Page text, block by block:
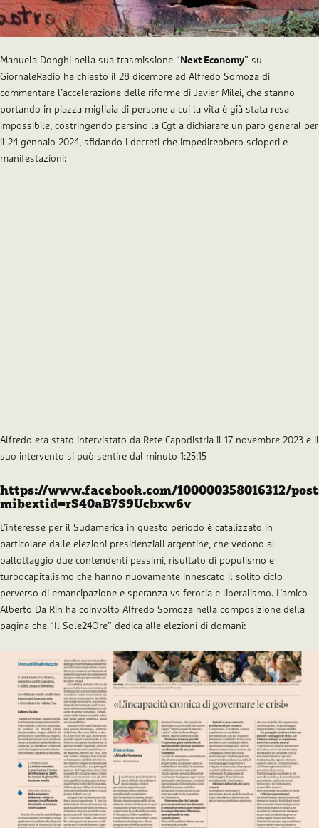
Manuela Donghi nella sua trasmissione “ Next Economy” su
GiornaleRadio ha chiesto il 28 dicembre ad Alfredo Somoza di
commentare l’accelerazione delle riforme di Javier Milei, che stanno
portando in piazza migliaia di persone a cui la vita è già stata resa
impossibile, costringendo persino la Cgt a dichiarare un paro general per
il 24 gennaio 2024, sfidando i decreti che impedirebbero scioperi e
manifestazioni:
Alfredo era stato intervistato da Rete Capodistria il 17 novembre 2023 e il
suo intervento si può sentire dal minuto 1:25:15
https://www.facebook.com/100000358016312/
mibextid=rS40aB7S9Ucbxw6v
L’interesse per il Sudamerica in questo periodo è catalizzato in
particolare dalle elezioni presidenziali argentine, che vedono al
ballottaggio due contendenti pessimi, risultato di populismo e
turbocapitalismo che hanno nuovamente innescato il solito ciclo
perverso di emancipazione e speranza vs ferocia e liberalismo. L’amico
Alberto Da Rin ha coinvolto Alfredo Somoza nella composizione della
pagina che “Il Sole24Ore” dedica alle elezioni di domani: